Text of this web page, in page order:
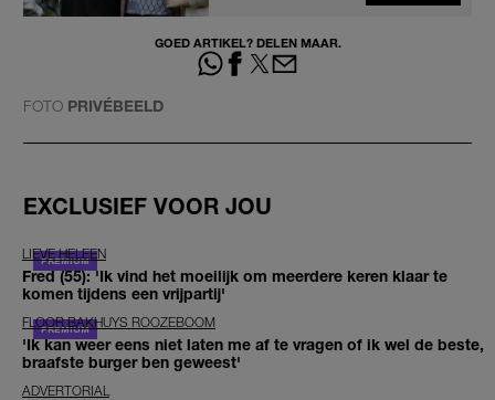
GOED ARTIKEL? DELEN MAAR.
FOTO PRIVÉBEELD
EXCLUSIEF VOOR JOU
LIEVE HELEEN
Fred (55): 'Ik vind het moeilijk om meerdere keren klaar te
komen tijdens een vrijpartij'
FLOOR BAKHUYS ROOZEBOOM
'Ik kan weer eens niet laten me af te vragen of ik wel de beste,
braafste burger ben geweest'
ADVERTORIAL